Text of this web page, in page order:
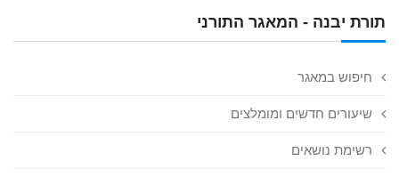
תורת יבנה - המאגר התורני
חיפוש במאגר
שיעורים חדשים ומומלצים
רשימת נושאים